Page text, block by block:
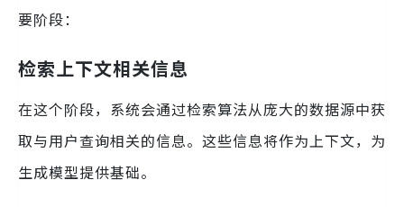
要阶段：
检索上下文相关信息
在这个阶段，系统会通过检索算法从庞大的数据源中获
取与用户查询相关的信息。这些信息将作为上下文，为
生成模型提供基础。